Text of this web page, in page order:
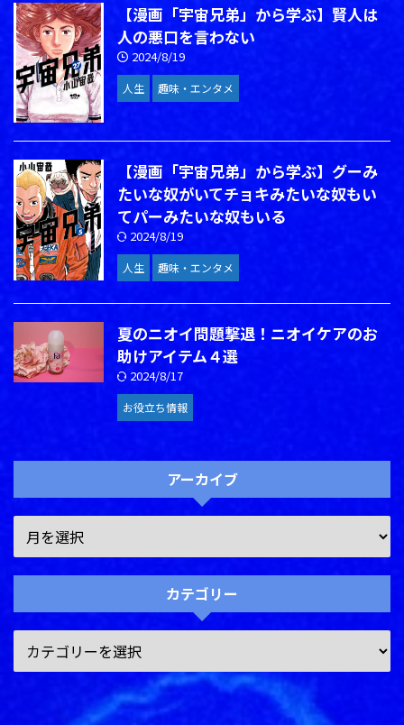
【漫画「宇宙兄弟」から学ぶ】賢人は
人の悪口を言わない
2024/8/19
人生 趣味・エンタメ
【漫画「宇宙兄弟」から学ぶ】グーみ
たいな奴がいてチョキみたいな奴もい
てパーみたいな奴もいる
2024/8/19
人生 趣味・エンタメ
夏のニオイ問題撃退！ニオイケアのお
助けアイテム４選
2024/8/17
お役立ち情報
アーカイブ
カテゴリー